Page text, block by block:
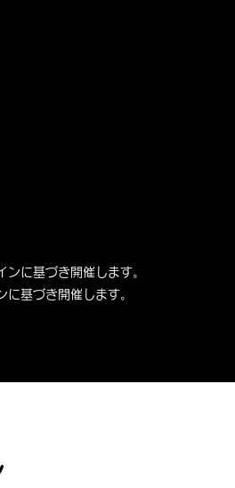
に基づき開催します。
基づき開催します。